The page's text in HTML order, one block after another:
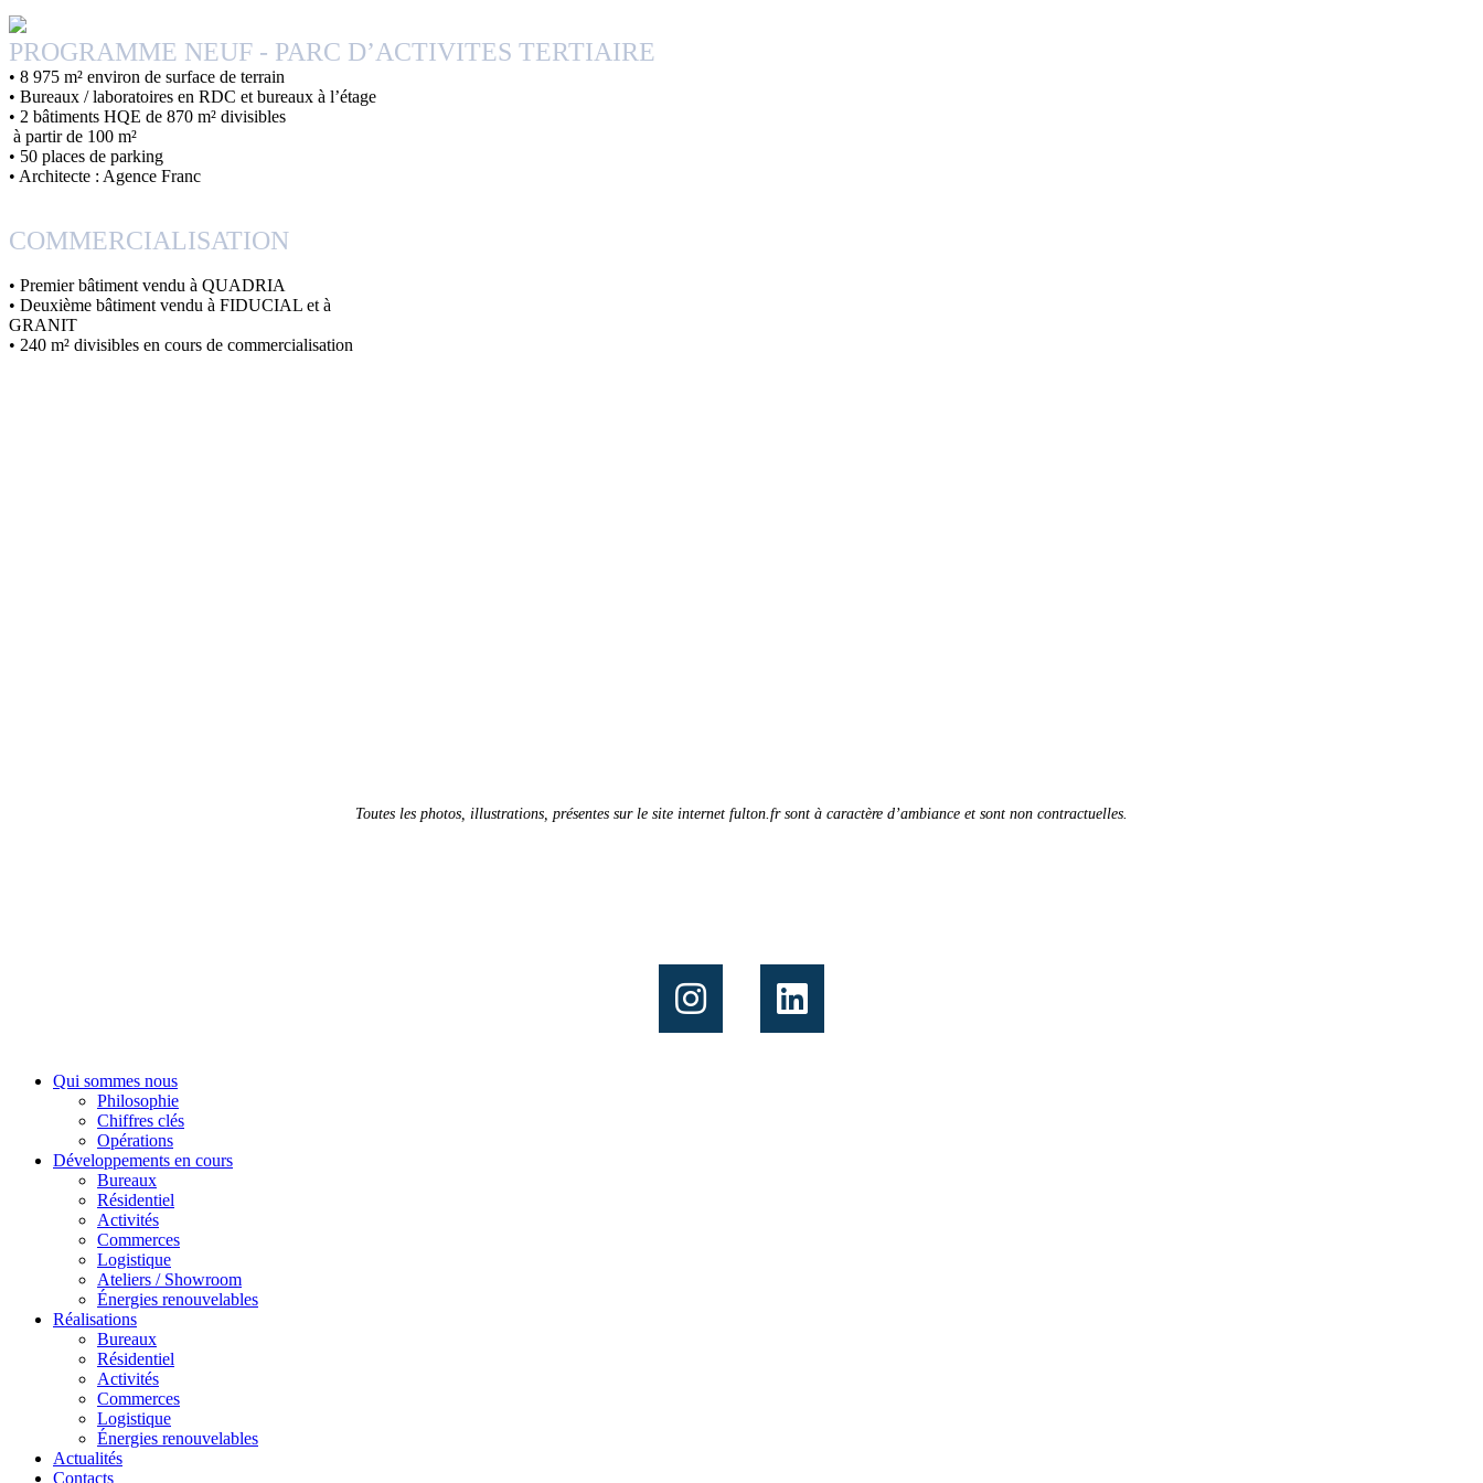
PROGRAMME NEUF - PARC D’ACTIVITES TERTIAIRE
• 8 975 m² environ de surface de terrain
• Bureaux / laboratoires en RDC et bureaux à l’étage
• 2 bâtiments HQE de 870 m² divisibles
à partir de 100 m²
• 50 places de parking
• Architecte : Agence Franc
COMMERCIALISATION
• Premier bâtiment vendu à QUADRIA
• Deuxième bâtiment vendu à FIDUCIAL et à
GRANIT
• 240 m² divisibles en cours de commercialisation
Toutes les photos, illustrations, présentes sur le site internet fulton.fr sont à caractère d’ambiance et sont non contractuelles.
Qui sommes nous
Philosophie
Chiffres clés
Opérations
Développements en cours
Bureaux
Résidentiel
Activités
Commerces
Logistique
Ateliers / Showroom
Énergies renouvelables
Réalisations
Bureaux
Résidentiel
Activités
Commerces
Logistique
Énergies renouvelables
Actualités
Contacts